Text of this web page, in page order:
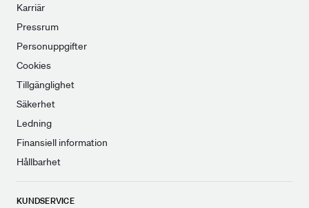
Karriär
Pressrum
Personuppgifter
Cookies
Tillgänglighet
Säkerhet
Ledning
Finansiell information
Hållbarhet
KUNDSERVICE